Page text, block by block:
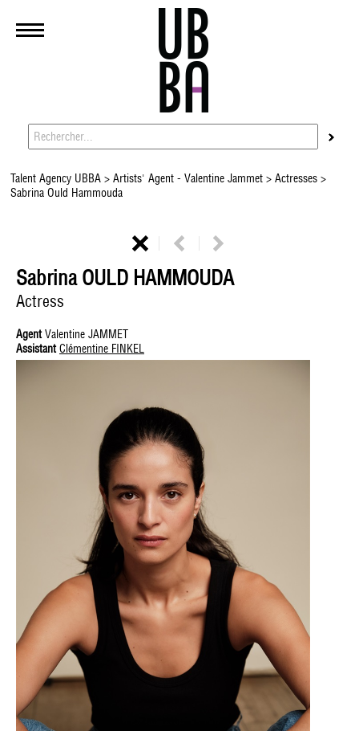
Talent Agency UBBA>Artists' Agent - Valentine Jammet > Actresses>
Sabrina Ould Hammouda
Sabrina OULD HAMMOUDA
Actress
AgentValentine JAMMET
AssistantClémentine FINKEL